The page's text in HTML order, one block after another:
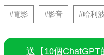
#電影 #影音 #哈利
送【10個ChatGPT